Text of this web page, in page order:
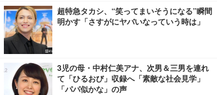
超特急タカシ、“笑ってまいそうになる”瞬間
明かす「さすがにヤバいなっていう時は」
3児の母・中村仁美アナ、次男＆三男を連れ
て「ひるおび」収録へ「素敵な社会見学」
「パパ似かな」の声